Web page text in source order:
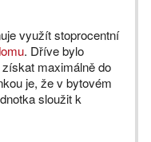
využít stoprocentní
. Dříve bylo
maximálně do
je, že v bytovém
sloužit k